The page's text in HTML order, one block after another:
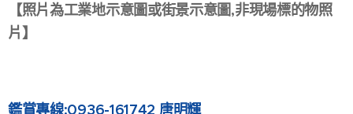
【照片為工業地示意圖或街景示意圖,非現場標的物照
片】
鑑賞專線:0936-161742 唐明輝